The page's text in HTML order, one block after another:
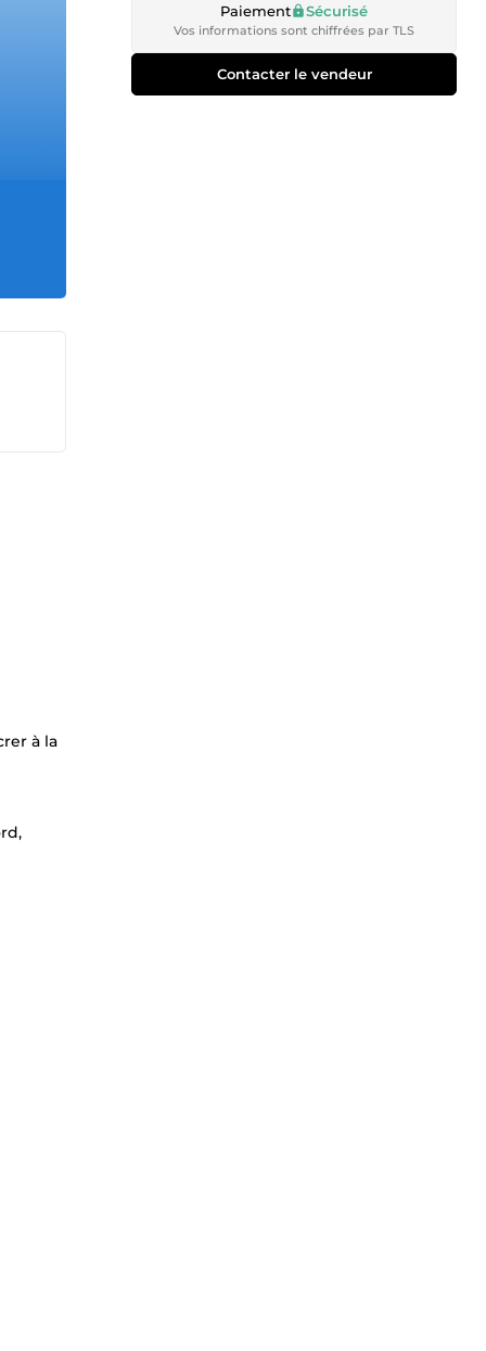
à la
Paiement Sécurisé
Vos informations sont chiffrées par TLS
Contacter le vendeur